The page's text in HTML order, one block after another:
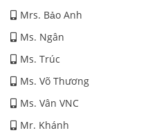
Mrs. Bảo Anh
Ms. Ngân
Ms. Trúc
Ms. Võ Thương
Ms. Vân VNC
Mr. Khánh